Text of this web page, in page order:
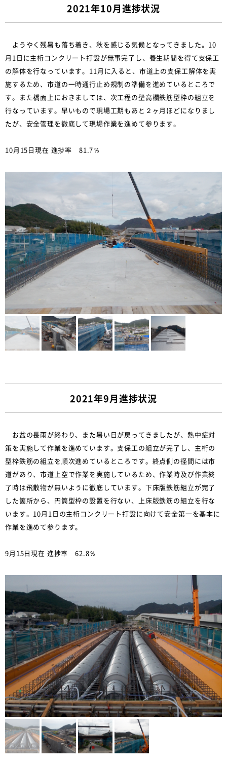
2021年10月進捗状況
ようやく残暑も落ち着き、秋を感じる気候となってきました。10
月1日に主桁コンクリート打設が無事完了し、養生期間を得て支保工
の解体を行なっています。11月に入ると、市道上の支保工解体を実
施するため、市道の一時通行止め規制の準備を進めているところで
す。また橋面上におきましては、次工程の壁高欄鉄筋型枠の組立を
行なっています。早いもので現場工期もあと２ヶ月ほどになりまし
たが、安全管理を徹底して現場作業を進めて参ります。
10月15日現在 進捗率 81.7％
2021年9月進捗状況
お盆の長雨が終わり、また暑い日が戻ってきましたが、熱中症対
策を実施して作業を進めています。支保工の組立が完了し、主桁の
型枠鉄筋の組立を順次進めているところです。終点側の径間には市
道があり、市道上空で作業を実施しているため、作業時及び作業終
了時は飛散物が無いように徹底しています。下床版鉄筋組立が完了
した箇所から、円筒型枠の設置を行ない、上床版鉄筋の組立を行な
います。10月1日の主桁コンクリート打設に向けて安全第一を基本に
作業を進めて参ります。
9月15日現在 進捗率 62.8％